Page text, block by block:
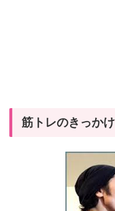
筋トレのきっかけ